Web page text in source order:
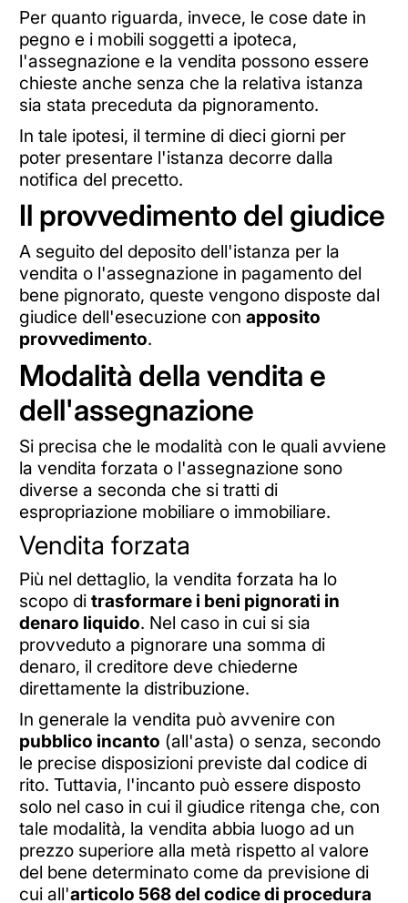
Per quanto riguarda, invece, le cose date in
pegno e i mobili soggetti a ipoteca,
l'assegnazione e la vendita possono essere
chieste anche senza che la relativa istanza
sia stata preceduta da pignoramento.
In tale ipotesi, il termine di dieci giorni per
poter presentare l'istanza decorre dalla
notifica del precetto.
Il provvedimento del giudice
A seguito del deposito dell'istanza per la
vendita o l'assegnazione in pagamento del
bene pignorato, queste vengono disposte dal
giudice dell'esecuzione con apposito
provvedimento.
Modalità della vendita e
dell'assegnazione
Si precisa che le modalità con le quali avviene
la vendita forzata o l'assegnazione sono
diverse a seconda che si tratti di
espropriazione mobiliare o immobiliare.
Vendita forzata
Più nel dettaglio, la vendita forzata ha lo
scopo di trasformare i beni pignorati in
denaro liquido. Nel caso in cui si sia
provveduto a pignorare una somma di
denaro, il creditore deve chiederne
direttamente la distribuzione.
In generale la vendita può avvenire con
pubblico incanto (all'asta) o senza, secondo
le precise disposizioni previste dal codice di
rito. Tuttavia, l'incanto può essere disposto
solo nel caso in cui il giudice ritenga che, con
tale modalità, la vendita abbia luogo ad un
prezzo superiore alla metà rispetto al valore
del bene determinato come da previsione di
cui all'articolo 568 del codice di procedura